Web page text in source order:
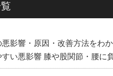
影響・原因・改善方法をわ
い悪影響 膝や股関節・腰に